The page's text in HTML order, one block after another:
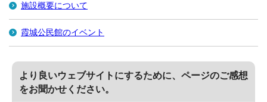
施設概要について
霞城公民館のイベント
より良いウェブサイトにするために、ページのご感想
をお聞かせください。